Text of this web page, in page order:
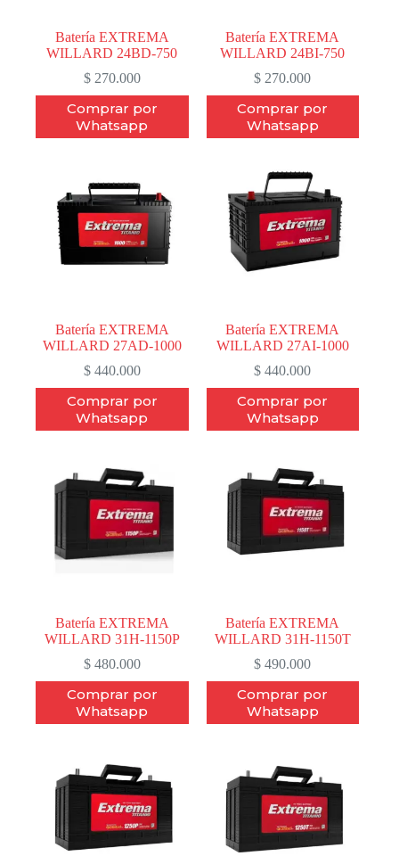
Batería EXTREMA
WILLARD 24BD-750
$270.000
Comprar por
Whatsapp
Batería EXTREMA
WILLARD 24BI-750
$ 270.000
Comprar por
Whatsapp
Batería EXTREMA
WILLARD 27AD-1000
$440.000
Comprar por
Whatsapp
Batería EXTREMA
WILLARD 27AI-1000
$ 440.000
Comprar por
Whatsapp
Batería EXTREMA
WILLARD 31H-1150P
$480.000
Comprar por
Whatsapp
Batería EXTREMA
WILLARD 31H-1150T
$ 490.000
Comprar por
Whatsapp